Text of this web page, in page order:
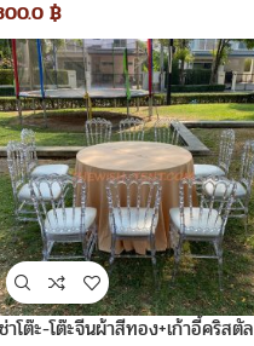
฿
าโต๊ะ-โต๊ะจีนผ้าสีทอง+เก้าอี้คริสตัล